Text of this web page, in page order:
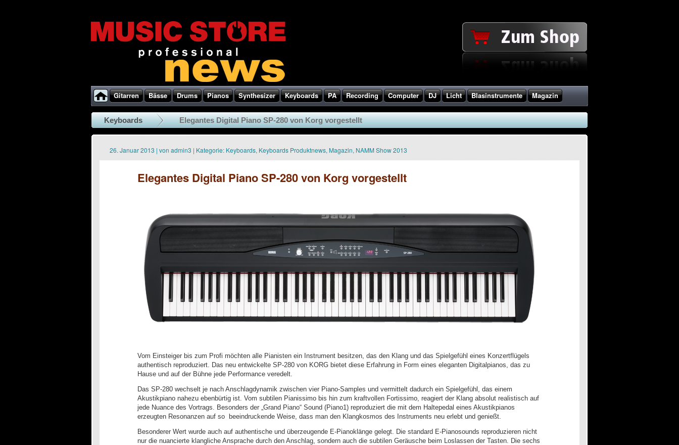
Gitarren Bässe Drums Pianos Synthesizer Keyboards PA Recording Computer DJ Licht Blasinstrumente Magazin
Keyboards Elegantes Digital Piano SP-280 von Korg vorgestellt
26. Januar 2013 | von admin3 | Kategorie: Keyboards, Keyboards Produktnews, Magazin, NAMM Show 2013
Elegantes Digital Piano SP-280 von Korg vorgestellt
Vom Einsteiger bis zum Profi möchten alle Pianisten ein Instrument besitzen, das den Klang und das Spielgefühl eines Konzertflügels
authentisch reproduziert. Das neu entwickelte SP-280 von KORG bietet diese Erfahrung in Form eines eleganten Digitalpianos, das zu
Hause und auf der Bühne jede Performance veredelt.
Das SP-280 wechselt je nach Anschlagdynamik zwischen vier Piano-Samples und vermittelt dadurch ein Spielgefühl, das einem
Akustikpiano nahezu ebenbürtig ist. Vom subtilen Pianissimo bis hin zum kraftvollen Fortissimo, reagiert der Klang absolut realistisch auf
jede Nuance des Vortrags. Besonders der „Grand Piano“ Sound (Piano1) reproduziert die mit dem Haltepedal eines Akustikpianos
erzeugten Resonanzen auf so beeindruckende Weise, dass man den Klangkosmos des Instruments neu erlebt und genießt.
Besonderer Wert wurde auch auf authentische und überzeugende E-Pianoklänge gelegt. Die standard E-Pianosounds reproduzieren nicht
nur die nuancierte klangliche Ansprache durch den Anschlag, sondern auch die subtilen Geräusche beim Loslassen der Tasten. Die sechs